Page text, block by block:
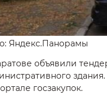
Яндекс.Панорамы
объявили
госзакупок.